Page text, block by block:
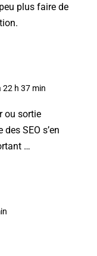
plus faire de
22 h 37 min
ou sortie
SEO s’en
…